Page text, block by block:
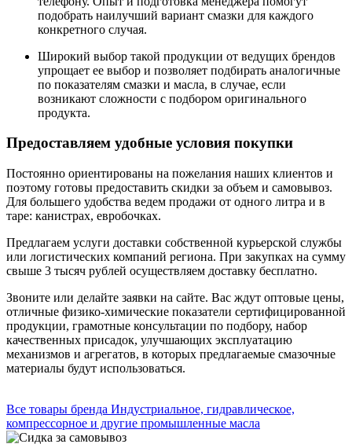
подобрать наилучший вариант смазки для каждого
конкретного случая.
Широкий выбор такой продукции от ведущих брендов
упрощает ее выбор и позволяет подбирать аналогичные
по показателям смазки и масла, в случае, если
возникают сложности с подбором оригинального
продукта.
Предоставляем удобные условия покупки
Постоянно ориентированы на пожелания наших клиентов и
поэтому готовы предоставить скидки за объем и самовывоз.
Для большего удобства ведем продажи от одного литра и в
таре: канистрах, евробочках.
Предлагаем услуги доставки собственной курьерской службы
или логистических компаний региона. При закупках на сумму
свыше 3 тысяч рублей осуществляем доставку бесплатно.
Звоните или делайте заявки на сайте. Вас ждут оптовые цены,
отличные физико-химические показатели сертифицированной
продукции, грамотные консультации по подбору, набор
качественных присадок, улучшающих эксплуатацию
механизмов и агрегатов, в которых предлагаемые смазочные
материалы будут использоваться.
Все товары бренда Индустриальное, гидравлическое,
компрессорное и другие промышленные масла